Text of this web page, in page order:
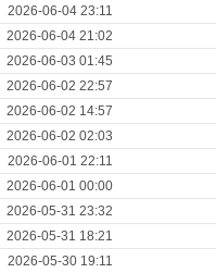
2026-06-04 23:11
2026-06-04 21:02
2026-06-03 01:45
2026-06-02 22:57
2026-06-02 14:57
2026-06-02 02:03
2026-06-01 22:11
2026-06-01 00:00
2026-05-31 23:32
2026-05-31 18:21
2026-05-30 19:11